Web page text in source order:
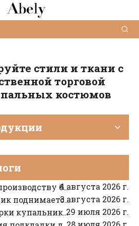
стили и ткани с
торговой
костюмов
бикини в Китае
посадки и контроль качества OEM4 августа 2026 г.
диагностика и OEM-решения3 августа 2026 г.
бретелей и раскачивания плеч 29 июля 2026 г.
купальников различается 28 июля 2026 г.